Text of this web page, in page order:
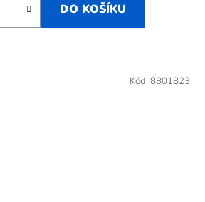
DO KOŠÍKU
Kód: 8801823